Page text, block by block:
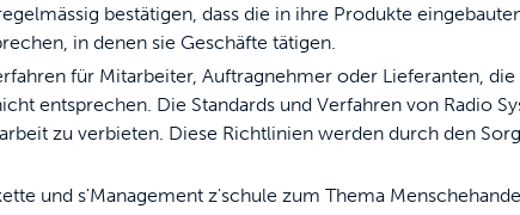
Spaziergänge zusammen
bestätigen, dass die in ihre Produkte
in denen sie Geschäfte tätigen.
für Mitarbeiter, Auftragnehmer oder Lieferanten,
entsprechen. Die Standards und Verfahren von Radio
zu verbieten. Diese Richtlinien werden durch den
und s'Management z'schule zum Thema